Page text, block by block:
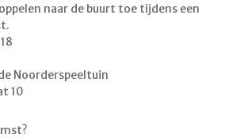
naar de buurt toe tijdens een
Noorderspeeltuin
10